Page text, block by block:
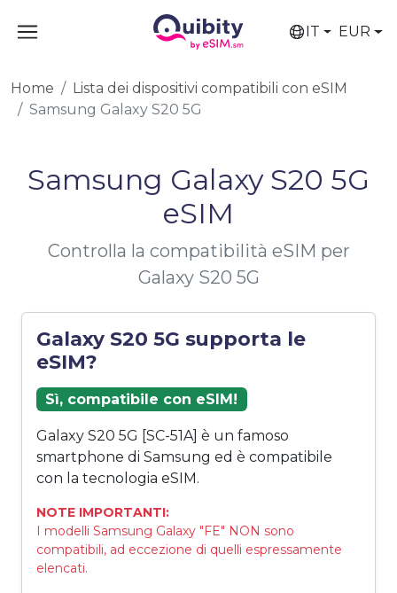
IT EUR
Home
Lista dei dispositivi compatibili con eSIM
Samsung Galaxy S20 5G
Samsung Galaxy S20 5G
eSIM
Controlla la compatibilità eSIM per
Galaxy S20 5G
Galaxy S20 5G supporta le
eSIM?
Sì, compatibile con eSIM!
Galaxy S20 5G [SC-51A] è un famoso
smartphone di Samsung ed è compatibile
con la tecnologia eSIM.
NOTE IMPORTANTI:
I modelli Samsung Galaxy "FE" NON sono
compatibili, ad eccezione di quelli espressamente
elencati.